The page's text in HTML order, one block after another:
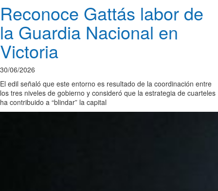
Reconoce Gattás labor de
la Guardia Nacional en
Victoria
30/06/2026
El edil señaló que este entorno es resultado de la coordinación entre
los tres niveles de gobierno y consideró que la estrategia de cuarteles
ha contribuido a “blindar” la capital